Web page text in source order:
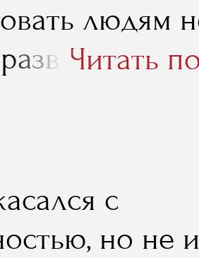
людям
Читать
с
но не